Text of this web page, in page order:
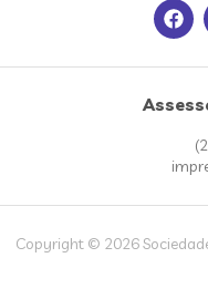
Copyright © 2026